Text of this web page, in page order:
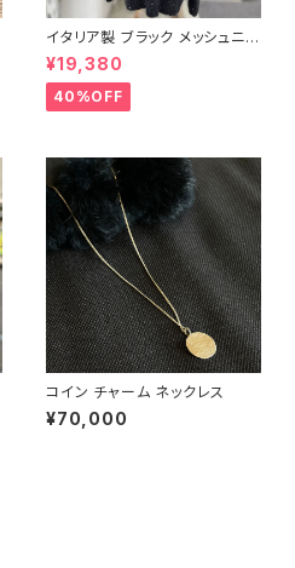
イタリア製 ブラック メッシュニッ
ト
¥19,380
40%OFF
コイン チャーム ネックレス
¥70,000